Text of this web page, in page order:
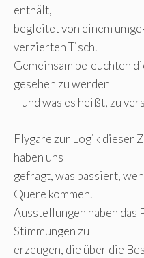
enthält,
begleitet von einem
verzierten Tisch.
Gemeinsam beleuchten
gesehen zu werden
– und was es heißt, zu
Flygare zur Logik dieser
haben uns
gefragt, was passiert,
Quere kommen.
Ausstellungen haben das
Stimmungen zu
erzeugen, die über die